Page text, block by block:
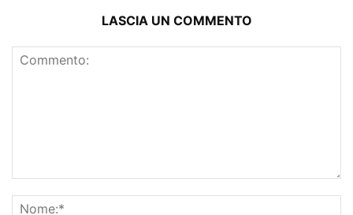
LASCIA UN COMMENTO